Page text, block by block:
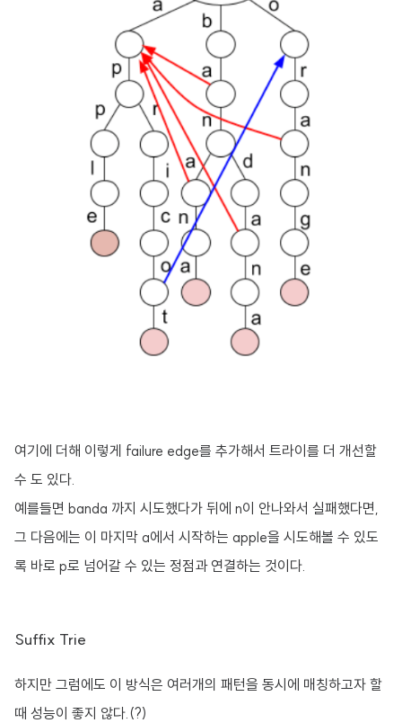
여기에 더해 이렇게 failure edge를 추가해서 트라이를 더 개선할
수 도 있다.
예를들면 banda 까지 시도했다가 뒤에 n이 안나와서 실패했다면,
그 다음에는 이 마지막 a에서 시작하는 apple을 시도해볼 수 있도
록 바로 p로 넘어갈 수 있는 정점과 연결하는 것이다.
Suffix Trie
하지만 그럼에도 이 방식은 여러개의 패턴을 동시에 매칭하고자 할
때 성능이 좋지 않다.(?)